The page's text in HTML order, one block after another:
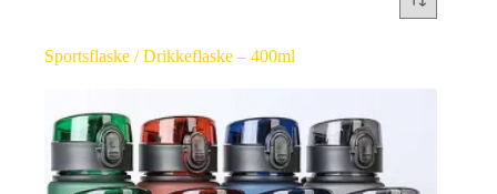
Sportsflaske / Drikkeflaske – 400ml